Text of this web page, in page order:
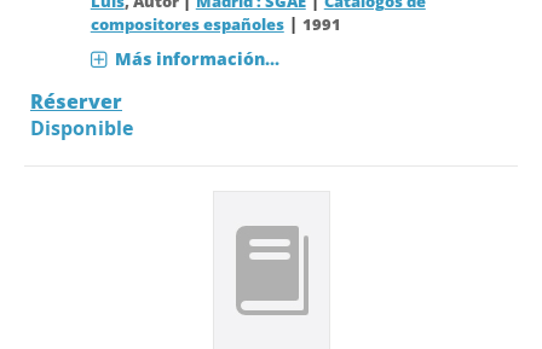
compositores españoles| 1991
Más información...
Réserver
Disponible